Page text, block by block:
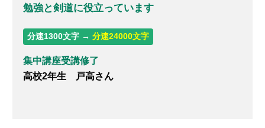
勉強と剣道に役立っています
分速1300文字 →分速24000文字
集中講座受講修了
高校2年生 戸高さん